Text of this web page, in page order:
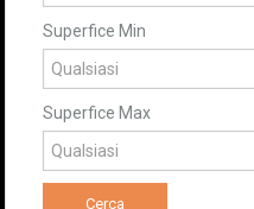
Superfice Min
Superfice Max